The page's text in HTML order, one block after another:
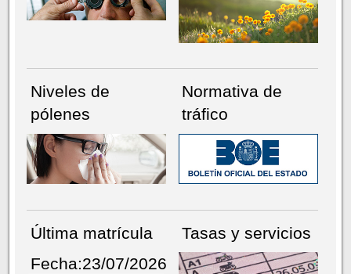
Niveles de
pólenes
Normativa de
tráfico
Última matrícula
Fecha:23/07/2026
Tasas y servicios